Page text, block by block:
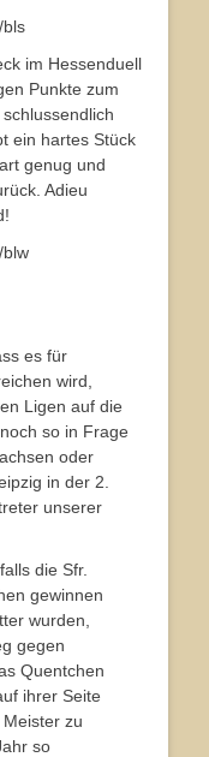
bls
im Hessenduell
Punkte zum
ein hartes Stück
genug und
Adieu
es für
wird,
Ligen auf die
so in Frage
oder
in der 2.
unserer
die Sfr.
gewinnen
wurden,
gegen
Quentchen
ihrer Seite
zu
so